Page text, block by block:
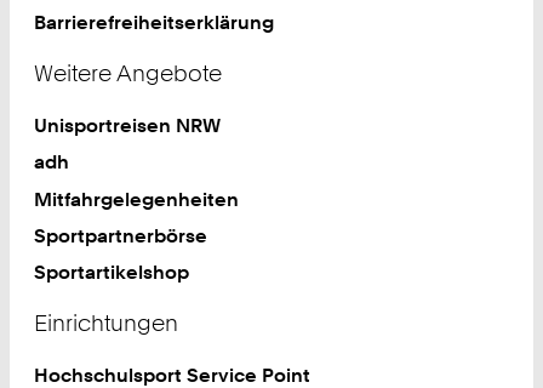
Barrierefreiheitserklärung
Weitere Angebote
Unisportreisen NRW
adh
Mitfahrgelegenheiten
Sportpartnerbörse
Sportartikelshop
Einrichtungen
Hochschulsport Service Point